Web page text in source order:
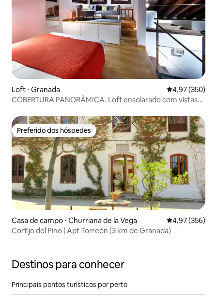
Loft ⋅ Granada 4,97 de uma
4,97 (350)
COBERTURA PANORÂMICA. Loft ensolarado com vistas
Preferido dos hóspedes
Preferido dos hóspedes
Casa de campo ⋅ Churriana de la Vega 4,97 de uma
4,97 (356)
Cortijo del Pino | Apt Torreón (3 km de Granada)
Destinos para conhecer
Principais pontos turísticos por perto